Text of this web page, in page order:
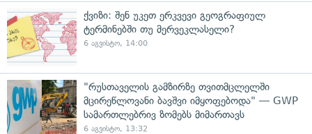
ქვიზი: შენ უკეთ ერკვევი გეოგრაფიულ
ტერმინებში თუ მერვეკლასელი?
6 აგვისტო, 14:00
"რუსთაველის გამზირზე თვითმცლელში
მცირეწლოვანი ბავშვი იმყოფებოდა" — GWP
სამართლებრივ ზომებს მიმართავს
6 აგვისტო, 13:32